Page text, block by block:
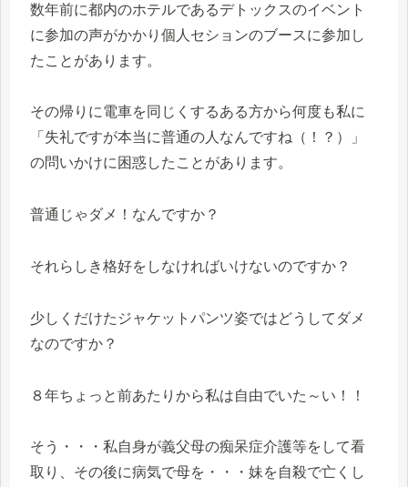
数年前に都内のホテルであるデトックスのイベント
に参加の声がかかり個人セションのブースに参加し
たことがあります。
その帰りに電車を同じくするある方から何度も私に
「失礼ですが本当に普通の人なんですね（！？）」
の問いかけに困惑したことがあります。
普通じゃダメ！なんですか？
それらしき格好をしなければいけないのですか？
少しくだけたジャケットパンツ姿ではどうしてダメ
なのですか？
８年ちょっと前あたりから私は自由でいた～い！！
そう・・・私自身が義父母の痴呆症介護等をして看
取り、その後に病気で母を・・・妹を自殺で亡くし